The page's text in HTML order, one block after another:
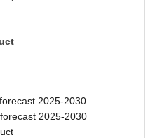
2025-2030
2025-2030